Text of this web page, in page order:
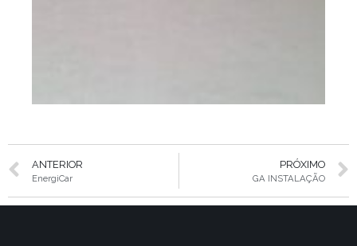
ANTERIOR
EnergiCar
PRÓXIMO
GA INSTALAÇÃO